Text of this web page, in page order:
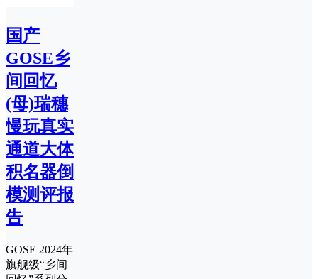
国产
GOSE乡
间回忆
(母)瑞穗
慢玩真实
通道大体
积名器倒
模测评报
告
GOSE 2024年
旗舰级“乡间